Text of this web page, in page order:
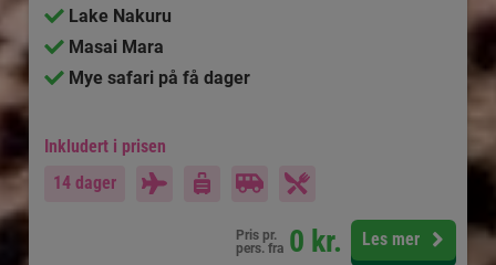
Lake Nakuru
Masai Mara
Mye safari på få dager
Inkludert i prisen
14 dager
Pris pr.
pers. fra 0 kr. Les mer